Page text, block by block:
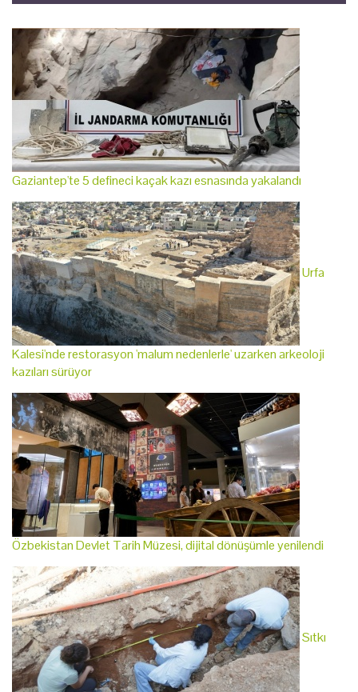
Gaziantep'te 5 defineci kaçak kazı esnasında yakalandı
Urfa
Kalesi'nde restorasyon 'malum nedenlerle' uzarken arkeoloji
kazıları sürüyor
Özbekistan Devlet Tarih Müzesi, dijital dönüşümle yenilendi
Sıtkı